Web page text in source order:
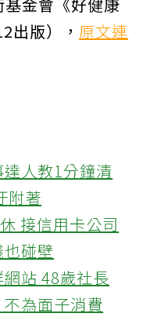
出版）， 原文連
人教1分鐘清
附著
接信用卡公司
碰壁
站 48歲社長
為面子消費